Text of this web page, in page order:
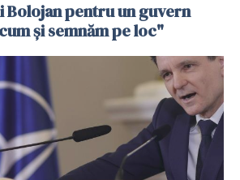
Bolojan pentru un guvern
și semnăm pe loc"